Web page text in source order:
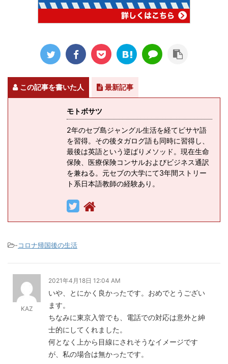
この記事を書いた人 最新記事
モトボサツ
2年のセブ島ジャングル生活を経てビサヤ語
を習得。その後タガログ語も同時に習得し、
最後は英語という逆ばりメソッド。現在生命
保険、医療保険コンサルおよびビジネス通訳
を兼ねる。元セブの大学にて3年間ストリー
ト系日本語教師の経験あり。
-コロナ帰国後の生活
KAZ
2021年4月18日 12:04 AM
いや、とにかく良かったです。おめでとうござい
ます。
ちなみに東京入管でも、電話での対応は意外と紳
士的にしてくれました。
何となく上から目線にされそうなイメージです
が、私の場合は無かったです。